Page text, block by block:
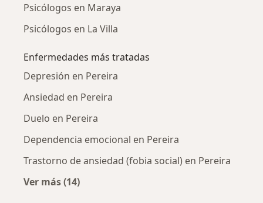
Psicólogos en Maraya
Psicólogos en La Villa
Enfermedades más tratadas
Depresión en Pereira
Ansiedad en Pereira
Duelo en Pereira
Dependencia emocional en Pereira
Trastorno de ansiedad (fobia social) en Pereira
Ver más (14)